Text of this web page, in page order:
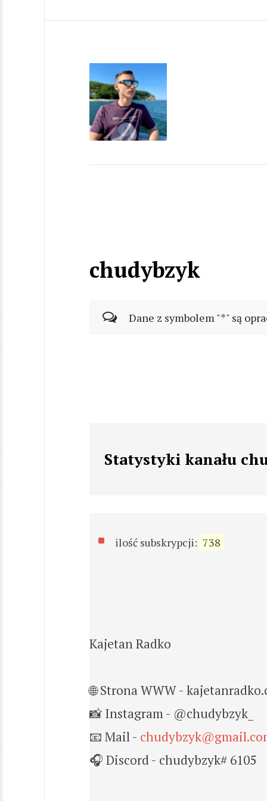
chudybzyk
Dane z symbolem "*" są
Statystyki kanału
ilość subskrypcji: 738
Kajetan Radko
🌐 Strona WWW -
📸 Instagram - @chudybzyk_
📧 Mail -
🎧 Discord - chudybzyk# 6105​